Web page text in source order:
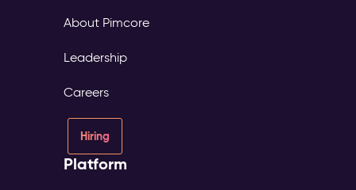
About Pimcore
Leadership
Careers
Hiring
Platform